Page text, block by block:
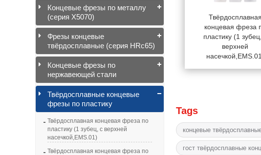
Твёрдосплавная
концевая фреза
пластику (1
верхней
Tags
концевые
гост твёрдосплавные
Концевые фрезы по металлу
(серия X5070)
Фрезы концевые
твёрдосплавные (серия HRc65)
Концевые фрезы по
нержавеющей стали
Твёрдосплавные концевые
фрезы по пластику
Твёрдосплавная концевая фреза по
пластику (1 зубец, с верхней
насечкой,EMS.01)
Твёрдосплавная концевая фреза по